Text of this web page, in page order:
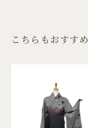
こちらもおすすめ